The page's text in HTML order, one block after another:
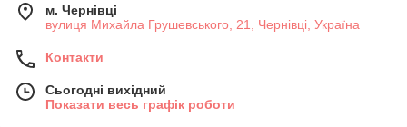
м. Чернівці
вулиця Михайла Грушевського, 21, Чернівці, Україна
Контакти
Сьогодні вихідний
Показати весь графік роботи